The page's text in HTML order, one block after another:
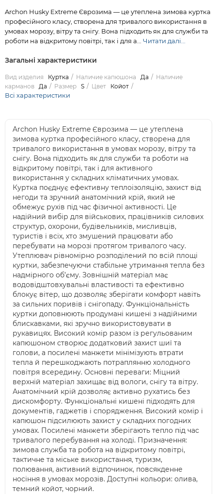
Archon Husky Extreme Єврозима — це утеплена зимова куртка
професійного класу, створена для тривалого використання в
умовах морозу, вітру та снігу. Вона підходить як для служби та
роботи на відкритому повітрі, так і для а... Читати далі...
Загальні характеристики
Вид изделия Куртка Наличие капюшона Да
Наличие
карманов Да Размер S Цвет Койот
Всі характеристики
Archon Husky Extreme Єврозима — це утеплена
зимова куртка професійного класу, створена для
тривалого використання в умовах морозу, вітру та
снігу. Вона підходить як для служби та роботи на
відкритому повітрі, так і для активного
використання у складних кліматичних умовах.
Куртка поєднує ефективну теплоізоляцію, захист від
негоди та зручний анатомічний крій, який не
обмежує рухів під час фізичної активності. Це
надійний вибір для військових, працівників силових
структур, охорони, будівельників, мисливців,
туристів і всіх, хто змушений працювати або
перебувати на морозі протягом тривалого часу.
Утеплювач рівномірно розподілений по всій площі
куртки, забезпечуючи стабільне утримання тепла без
надмірного об’єму. Зовнішній матеріал має
водовідштовхувальні властивості та ефективно
блокує вітер, що дозволяє зберігати комфорт навіть
за сильних поривів і снігопаду. Функціональність
куртки доповнюють продумані кишені з надійними
блискавками, які зручно використовувати в
рукавицях. Високий комір разом із регульованим
капюшоном створює додатковий захист шиї та
голови, а посилені манжети мінімізують втрати
тепла й перешкоджають потраплянню холодного
повітря всередину. Основні переваги: Міцний
верхній матеріал захищає від вологи, снігу та вітру.
Анатомічний крій дозволяє активно рухатись без
дискомфорту. Функціональні кишені підходять для
документів, гаджетів і спорядження. Високий комір і
капюшон підсилюють захист у складних погодних
умовах. Посилені манжети зберігають тепло під час
тривалого перебування на холоді. Призначення:
зимова служба та робота на відкритому повітрі,
тактичне та міське використання, туризм,
полювання, активний відпочинок, повсякденне
носіння в умовах морозів. Доступні кольори: олива,
темний койот, чорний.